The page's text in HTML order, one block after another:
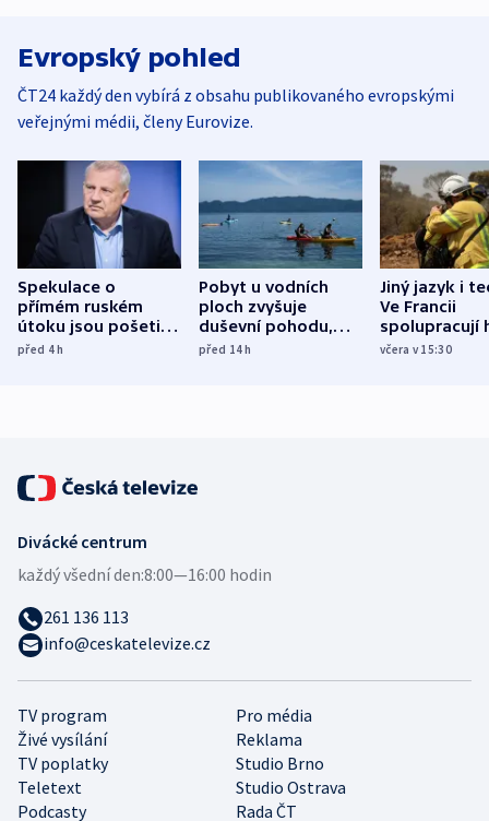
Evropský pohled
ČT24 každý den vybírá z obsahu publikovaného evropskými
veřejnými médii, členy Eurovize.
Spekulace o
přímém ruském
útoku jsou pošetilé,
míní estonský
před 4h
Pobyt u vodních
ploch zvyšuje
duševní pohodu,
ukázala
před 14h
Jiný jazyk i
Ve Francii
spolupracují
různých zemí
včera v 15:30
TV program
Pro média
Živé vysílání
Reklama
TV poplatky
Studio Brno
Teletext
Studio Ostrava
Podcasty
Rada ČT
Divácké centrum
každý všední den:8:00—16:00 hodin
261 136 113
info@ceskatelevize.cz